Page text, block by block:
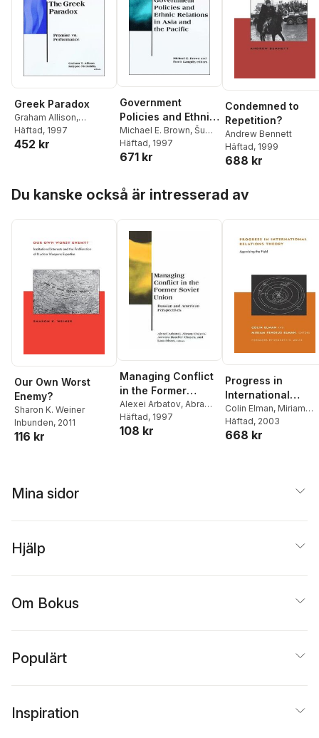
Greek Paradox
Graham Allison,
Kalypso Nicolaïdis
Häftad, 1997
452 kr
Government
Policies and Ethnic
Relations in Asia
and the Pacific
Michael E. Brown, Šumit
Ganguly
Häftad, 1997
671 kr
Condemned to
Repetition?
Andrew Bennett
Häftad, 1999
688 kr
Du kanske också är intresserad av
Our Own Worst
Enemy?
Sharon K. Weiner
Inbunden, 2011
116 kr
Managing Conflict
in the Former
Soviet Union
Alexei Arbatov, Abram
Chayes ,Antonia
Handler Chayes
Häftad, 1997
108 kr
Progress in
International
Relations Theory
Colin Elman, Miriam
Fendius Elman
Häftad, 2003
668 kr
Mina sidor
Hjälp
Om Bokus
Populärt
Inspiration